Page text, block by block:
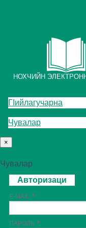
НОХЧИЙН
ГIийлагучарна
Чувалар
×
Чувалар
Авторизаци
E-MAIL
ПАРОЛЬ